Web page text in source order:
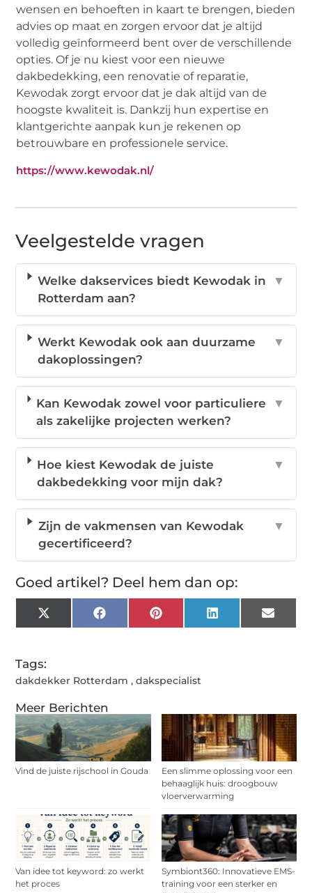
Meer Berichten
Vind de juiste rijschool in Gouda
Een slimme oplossing voor een
behaaglijk huis: droogbouw
vloerverwarming
Van idee tot keyword: zo werkt
het proces
Symbiont360: Innovatieve EMS-
training voor een sterker en
wensen en behoeften in kaart te brengen, bieden
advies op maat en zorgen ervoor dat je altijd
volledig geïnformeerd bent over de verschillende
opties. Of je nu kiest voor een nieuwe
dakbedekking, een renovatie of reparatie,
Kewodak zorgt ervoor dat je dak altijd van de
hoogste kwaliteit is. Dankzij hun expertise en
klantgerichte aanpak kun je rekenen op
betrouwbare en professionele service.
https://www.kewodak.nl/
Veelgestelde vragen
Welke dakservices biedt Kewodak in
Rotterdam aan?
▼
Werkt Kewodak ook aan duurzame
dakoplossingen?
▼
Kan Kewodak zowel voor particuliere
als zakelijke projecten werken?
▼
Hoe kiest Kewodak de juiste
dakbedekking voor mijn dak?
▼
Zijn de vakmensen van Kewodak
gecertificeerd?
▼
Goed artikel? Deel hem dan op:
X
(Twitter)
FacebookPinterestLinkedInEmail
Tags:
dakdekker Rotterdam ,dakspecialist